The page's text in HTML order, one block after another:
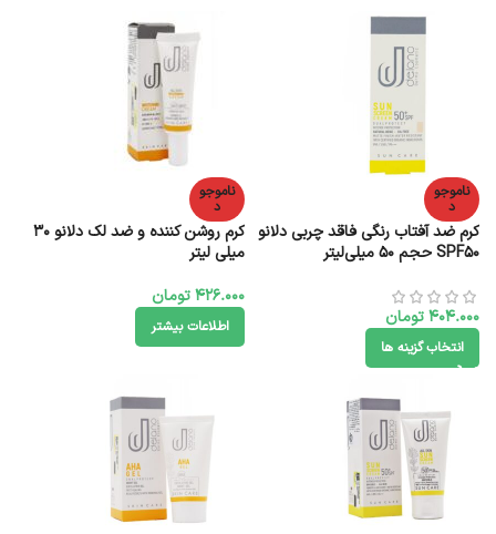
ناموجو
د
کرم ضد آفتاب رنگی فاقد چربی دلانو
SPF50 حجم 50 میلی‌لیتر
404.000تومان
انتخاب گزینه ها
ناموجو
د
کرم روشن کننده و ضد لک دلانو 30
میلی لیتر
426.000تومان
اطلاعات بیشتر